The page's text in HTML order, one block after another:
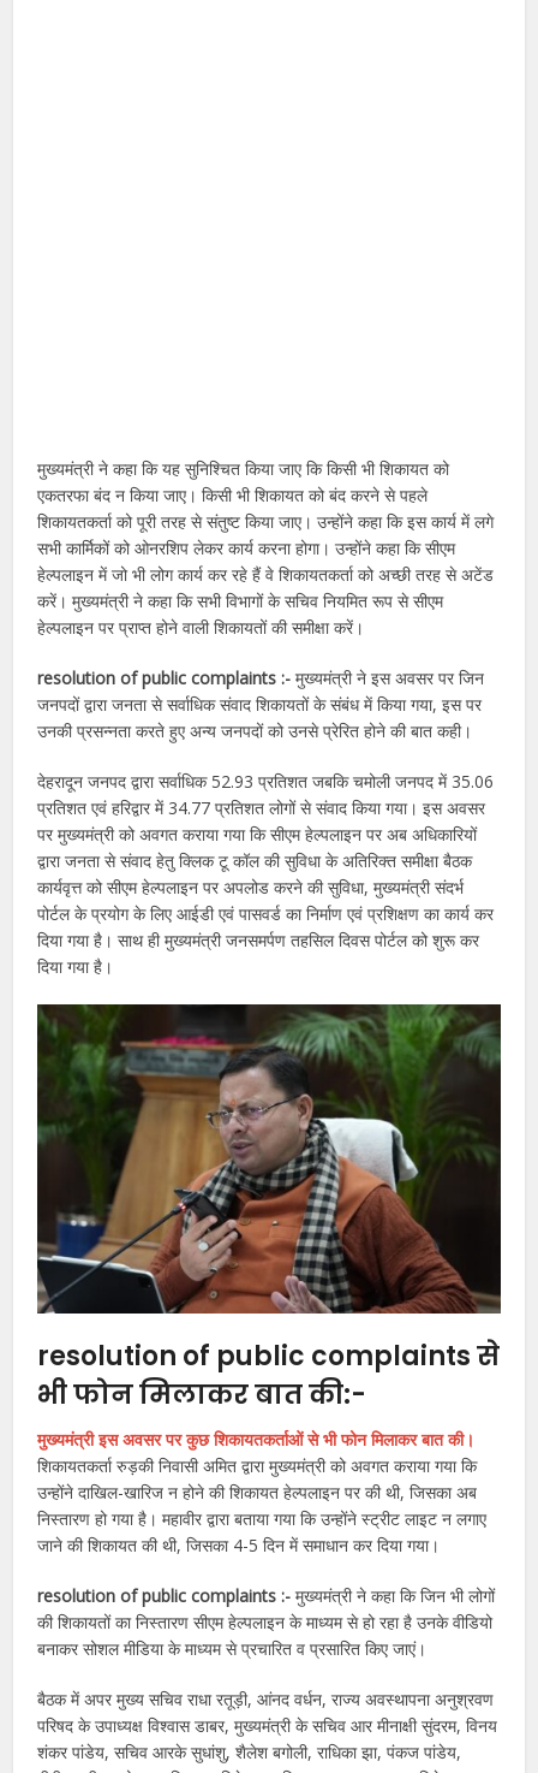
मुख्यमंत्री ने कहा कि यह सुनिश्चित किया जाए कि किसी भी शिकायत को
एकतरफा बंद न किया जाए। किसी भी शिकायत को बंद करने से पहले
शिकायतकर्ता को पूरी तरह से संतुष्ट किया जाए। उन्होंने कहा कि इस कार्य में लगे
सभी कार्मिकों को ओनरशिप लेकर कार्य करना होगा। उन्होंने कहा कि सीएम
हेल्पलाइन में जो भी लोग कार्य कर रहे हैं वे शिकायतकर्ता को अच्छी तरह से अटेंड
करें। मुख्यमंत्री ने कहा कि सभी विभागों के सचिव नियमित रूप से सीएम
हेल्पलाइन पर प्राप्त होने वाली शिकायतों की समीक्षा करें।
resolution of public complaints :-मुख्यमंत्री ने इस अवसर पर जिन
जनपदों द्वारा जनता से सर्वाधिक संवाद शिकायतों के संबंध में किया गया, इस पर
उनकी प्रसन्नता करते हुए अन्य जनपदों को उनसे प्रेरित होने की बात कही।
देहरादून जनपद द्वारा सर्वाधिक 52.93 प्रतिशत जबकि चमोली जनपद में 35.06
प्रतिशत एवं हरिद्वार में 34.77 प्रतिशत लोगों से संवाद किया गया। इस अवसर
पर मुख्यमंत्री को अवगत कराया गया कि सीएम हेल्पलाइन पर अब अधिकारियों
द्वारा जनता से संवाद हेतु क्लिक टू कॉल की सुविधा के अतिरिक्त समीक्षा बैठक
कार्यवृत्त को सीएम हेल्पलाइन पर अपलोड करने की सुविधा, मुख्यमंत्री संदर्भ
पोर्टल के प्रयोग के लिए आईडी एवं पासवर्ड का निर्माण एवं प्रशिक्षण का कार्य कर
दिया गया है। साथ ही मुख्यमंत्री जनसमर्पण तहसिल दिवस पोर्टल को शुरू कर
दिया गया है।
resolution of public complaints से
भी फोन मिलाकर बात की:-
मुख्यमंत्री इस अवसर पर कुछ शिकायतकर्ताओं से भी फोन मिलाकर बात की।
शिकायतकर्ता रुड़की निवासी अमित द्वारा मुख्यमंत्री को अवगत कराया गया कि
उन्होंने दाखिल-खारिज न होने की शिकायत हेल्पलाइन पर की थी, जिसका अब
निस्तारण हो गया है। महावीर द्वारा बताया गया कि उन्होंने स्ट्रीट लाइट न लगाए
जाने की शिकायत की थी, जिसका 4-5 दिन में समाधान कर दिया गया।
resolution of public complaints :-मुख्यमंत्री ने कहा कि जिन भी लोगों
की शिकायतों का निस्तारण सीएम हेल्पलाइन के माध्यम से हो रहा है उनके वीडियो
बनाकर सोशल मीडिया के माध्यम से प्रचारित व प्रसारित किए जाएं।
बैठक में अपर मुख्य सचिव राधा रतूड़ी, आंनद वर्धन, राज्य अवस्थापना अनुश्रवण
परिषद के उपाध्यक्ष विश्वास डाबर, मुख्यमंत्री के सचिव आर मीनाक्षी सुंदरम, विनय
शंकर पांडेय, सचिव आरके सुधांशु, शैलेश बगोली, राधिका झा, पंकज पांडेय,